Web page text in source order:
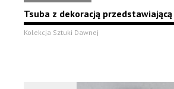
Tsuba z dekoracją
Kolekcja Sztuki Dawnej